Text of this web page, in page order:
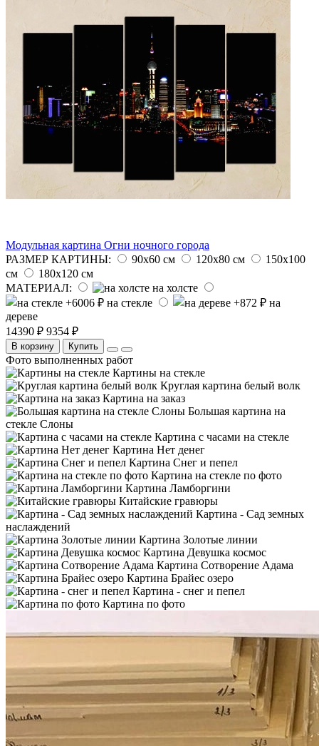
Модульная картина Огни ночного города
РАЗМЕР КАРТИНЫ:
90х60 см 120х80 см
150х100
см
180х120 см
МАТЕРИАЛ:
на холсте
на стекле
на
дереве
14390 ₽ 9354 ₽
В корзину Купить
Фото выполненных работ
Картины на стекле
Круглая картина белый волк
Картина на заказ
Большая картина на
стекле Слоны
Картина с часами на стекле
Картина Нет денег
Картина Снег и пепел
Картина на стекле по фото
Картина Ламборгини
Китайские гравюры
Картина - Сад земных
наслаждений
Картина Золотые линии
Картина Девушка космос
Картина Сотворение Адама
Картина Брайес озеро
Картина - снег и пепел
Картина по фото